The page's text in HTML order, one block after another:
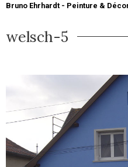
Bruno Ehrhardt - Peinture &
welsch-5